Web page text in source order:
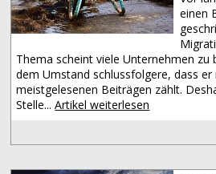
einen
Thema scheint viele Unternehmen zu
dem Umstand schlussfolgere, dass
meistgelesenen Beiträgen zählt.
Stelle...Artikel weiterlesen